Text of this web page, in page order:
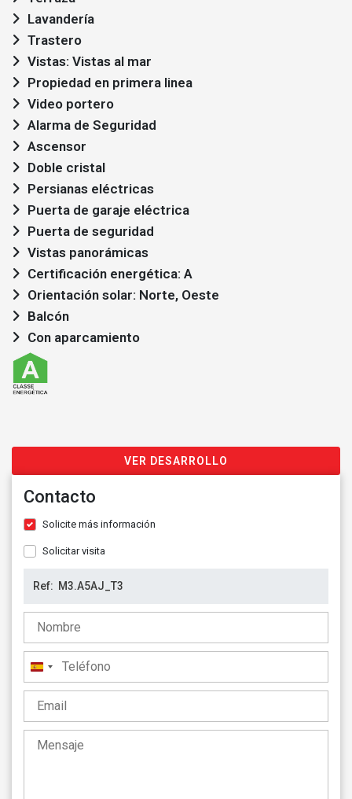
Lavandería
Trastero
Vistas: Vistas al mar
Propiedad en primera linea
Video portero
Alarma de Seguridad
Ascensor
Doble cristal
Persianas eléctricas
Puerta de garaje eléctrica
Puerta de seguridad
Vistas panorámicas
Certificación energética: A
Orientación solar: Norte, Oeste
Balcón
Con aparcamiento
VER DESARROLLO
Contacto
Solicite más información
Solicitar visita
España
+34